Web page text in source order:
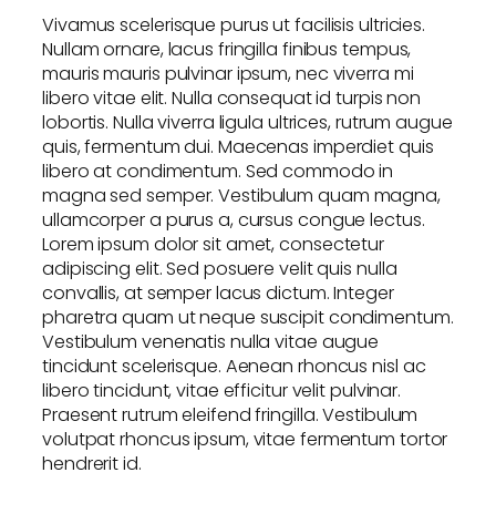
Vivamus scelerisque purus ut facilisis ultricies.
Nullam ornare, lacus fringilla finibus tempus,
mauris mauris pulvinar ipsum, nec viverra mi
libero vitae elit. Nulla consequat id turpis non
lobortis. Nulla viverra ligula ultrices, rutrum augue
quis, fermentum dui. Maecenas imperdiet quis
libero at condimentum. Sed commodo in
magna sed semper. Vestibulum quam magna,
ullamcorper a purus a, cursus congue lectus.
Lorem ipsum dolor sit amet, consectetur
adipiscing elit. Sed posuere velit quis nulla
convallis, at semper lacus dictum. Integer
pharetra quam ut neque suscipit condimentum.
Vestibulum venenatis nulla vitae augue
tincidunt scelerisque. Aenean rhoncus nisl ac
libero tincidunt, vitae efficitur velit pulvinar.
Praesent rutrum eleifend fringilla. Vestibulum
volutpat rhoncus ipsum, vitae fermentum tortor
hendrerit id.